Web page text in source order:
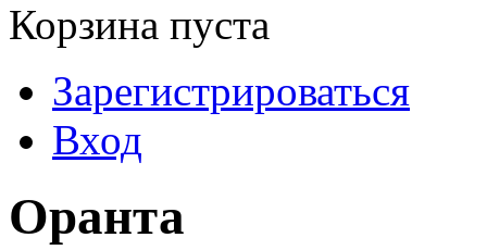
Корзина пуста
Зарегистрироваться
Вход
Оранта